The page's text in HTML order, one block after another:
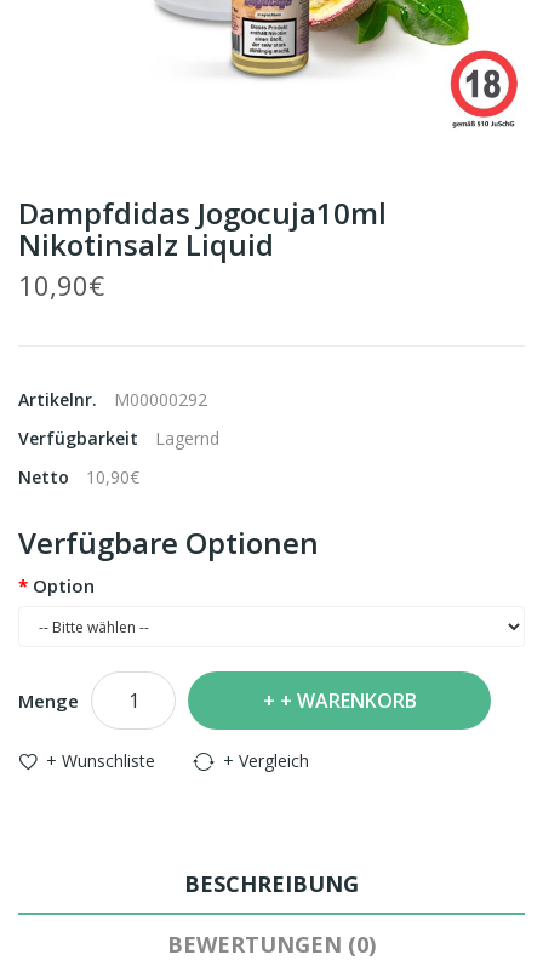
Dampfdidas Jogocuja10ml
Nikotinsalz Liquid
10,90€
Artikelnr.
M00000292
Verfügbarkeit
Lagernd
Netto
10,90€
Verfügbare Optionen
Option
Menge + WARENKORB
+ Wunschliste + Vergleich
BESCHREIBUNG
BEWERTUNGEN (0)